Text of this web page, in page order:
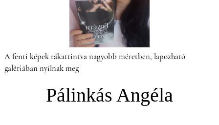
A fenti képek rákattintva nagyobb méretben, lapozható
galériában nyílnak meg
Pálinkás Angéla